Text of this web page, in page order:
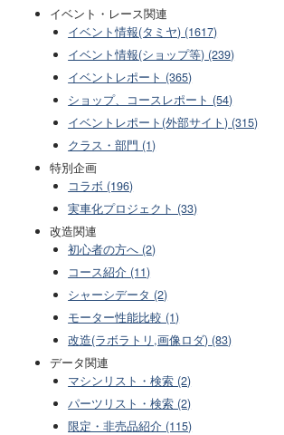
イベント・レース関連
イベント情報(タミヤ) (1617)
イベント情報(ショップ等) (239)
イベントレポート (365)
ショップ、コースレポート (54)
イベントレポート(外部サイト) (315)
クラス・部門 (1)
特別企画
コラボ (196)
実車化プロジェクト (33)
改造関連
初心者の方へ (2)
コース紹介 (11)
シャーシデータ (2)
モーター性能比較 (1)
改造(ラボラトリ,画像ロダ) (83)
データ関連
マシンリスト・検索 (2)
パーツリスト・検索 (2)
限定・非売品紹介 (115)